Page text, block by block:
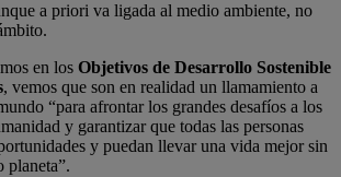
a priori va ligada al medio ambiente, no
en los Objetivos de Desarrollo Sostenible
, vemos que son en realidad un llamamiento a
“para afrontar los grandes desafíos a los
y garantizar que todas las personas
y puedan llevar una vida mejor sin
planeta”.